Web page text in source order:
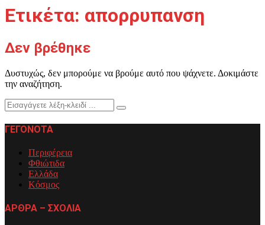
Ετικέτα: απορρυπανση
Δεν βρέθηκε
Δυστυχώς, δεν μπορούμε να βρούμε αυτό που ψάχνετε. Δοκιμάστε
την αναζήτηση.
Search
for:
Search
ΓΕΓΟΝΟΤΑ
Περιφέρεια
Φθιώτιδα
Ελλάδα
Κόσμος
ΑΡΘΡΑ – ΣΧΟΛΙΑ